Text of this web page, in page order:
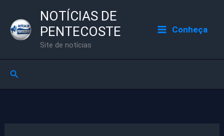
para
NOTÍCIAS DE
PENTECOSTE
Site de notícias
Conheça
Pesquisar